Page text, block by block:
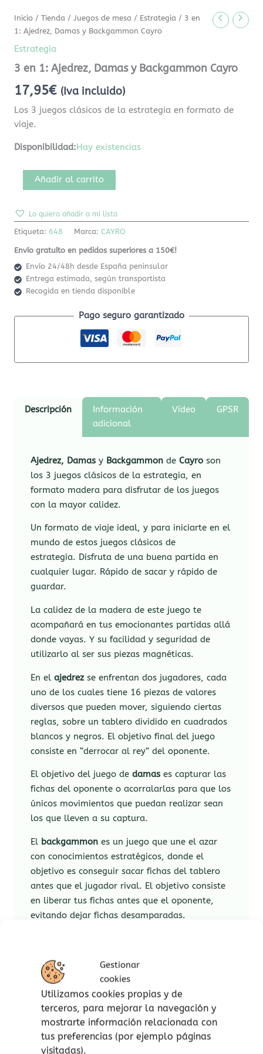
Gestionar
cookies
Utilizamos cookies propias y de
terceros, para mejorar la navegación y
mostrarte información relacionada con
tus preferencias (por ejemplo páginas
visitadas).
Inicio /Tienda /Juegos de mesa / Estrategia / 3 en
1: Ajedrez, Damas y Backgammon Cayro
Estrategia
3 en 1: Ajedrez, Damas y Backgammon Cayro
17,95€ (Iva incluido)
Los 3 juegos clásicos de la estrategia en formato de
viaje.
Disponibilidad:Hay existencias
Añadir al carrito
Lo quiero añadir a mi lista
Etiqueta: 648 Marca:CAYRO
Envío gratuíto en pedidos superiores a 150€!
Envío 24/48h desde España peninsular
Entrega estimada, según transportista
Recogida en tienda disponible
Pago seguro garantizado
Descripción
Información
adicional
Vídeo GPSR
Ajedrez, Damas y Backgammon deCayro son
los 3 juegos clásicos de la estrategia, en
formato madera para disfrutar de los juegos
con la mayor calidez.
Un formato de viaje ideal, y para iniciarte en el
mundo de estos juegos clásicos de
estrategia. Disfruta de una buena partida en
cualquier lugar. Rápido de sacar y rápido de
guardar.
La calidez de la madera de este juego te
acompañará en tus emocionantes partidas allá
donde vayas. Y su facilidad y seguridad de
utilizarlo al ser sus piezas magnéticas.
En elajedrezse enfrentan dos jugadores, cada
uno de los cuales tiene 16 piezas de valores
diversos que pueden mover, siguiendo ciertas
reglas, sobre un tablero dividido en cuadrados
blancos y negros. El objetivo final del juego
consiste en “derrocar al rey” del oponente.
El objetivo del juego dedamas es capturar las
fichas del oponente o acorralarlas para que los
únicos movimientos que puedan realizar sean
los que lleven a su captura.
El backgammon ​ es un juego que une el azar
con conocimientos estratégicos, donde el
objetivo es conseguir sacar fichas del tablero
antes que el jugador rival. El objetivo consiste
en liberar tus fichas antes que el oponente,
evitando dejar fichas desamparadas.
Intrapersonal e interpersonal.
Visión espacial.
Lógica matemática.
Características:
A partir de 7 años.